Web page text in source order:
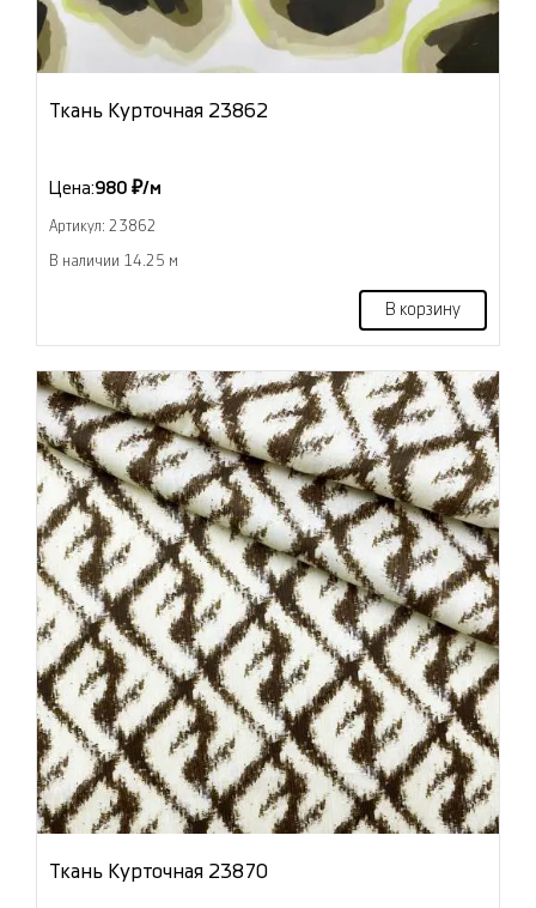
Ткань Курточная 23862
Цена:980 ₽/м
Артикул: 23862
В наличии 14.25 м
В корзину
Ткань Курточная 23870